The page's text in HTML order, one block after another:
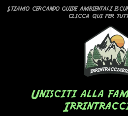
Stiamo cercando guide ambientali
clicca qui per
Unisciti alla